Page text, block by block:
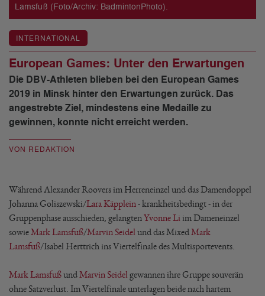
Lamsfuß (Foto/Archiv: BadmintonPhoto).
INTERNATIONAL
European Games: Unter den Erwartungen
Die DBV-Athleten blieben bei den European Games
2019 in Minsk hinter den Erwartungen zurück. Das
angestrebte Ziel, mindestens eine Medaille zu
gewinnen, konnte nicht erreicht werden.
VON REDAKTION
Während Alexander Roovers im Herreneinzel und das Damendoppel
Johanna Goliszewski/Lara Käpplein - krankheitsbedingt - in der
Gruppenphase ausschieden, gelangten Yvonne Li im Dameneinzel
sowieMark Lamsfuß/Marvin Seidel und das MixedMark
Lamsfuß/Isabel Herttrich ins Viertelfinale des Multisportevents.
Mark LamsfußundMarvin Seidel gewannen ihre Gruppe souverän
ohne Satzverlust. Im Viertelfinale unterlagen beide nach hartem